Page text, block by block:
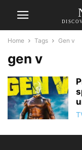
Home Tags Gen v
gen v